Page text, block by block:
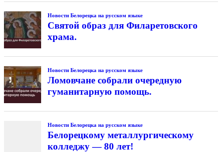
Новости Белорецка на русском языке
Святой образ для Филаретовского
храма.
Новости Белорецка на русском языке
Ломовчане собрали очередную
гуманитарную помощь.
Новости Белорецка на русском языке
Белорецкому металлургическому
колледжу — 80 лет!